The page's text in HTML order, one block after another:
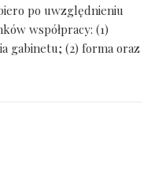
po uwzględnieniu
współpracy: (1)
gabinetu; (2) forma oraz